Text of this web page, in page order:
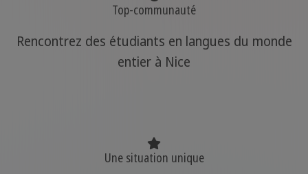
Top-communauté
Rencontrez des étudiants en langues du monde
entier à Nice
Une situation unique